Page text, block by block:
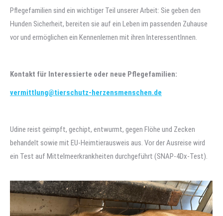
Pflegefamilien sind ein wichtiger Teil unserer Arbeit: Sie geben den
Hunden Sicherheit, bereiten sie auf ein Leben im passenden Zuhause
vor und ermöglichen ein Kennenlernen mit ihren InteressentInnen.
Kontakt für Interessierte oder neue Pflegefamilien:
vermittlung@tierschutz-herzensmenschen.de
Udine reist geimpft, gechipt, entwurmt, gegen Flöhe und Zecken
behandelt sowie mit EU-Heimtierausweis aus. Vor der Ausreise wird
ein Test auf Mittelmeerkrankheiten durchgeführt (SNAP-4Dx-Test).